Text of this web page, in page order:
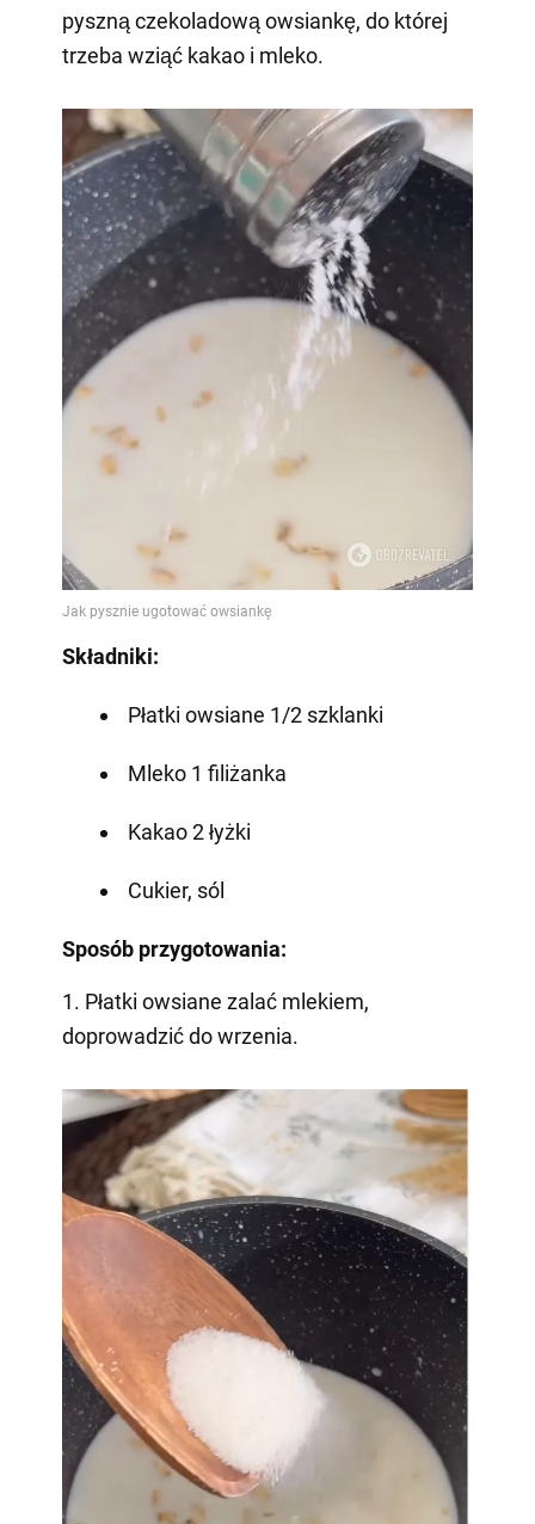
Video
pyszną czekoladową owsiankę, do której
trzeba wziąć kakao i mleko.
Składniki:
Płatki owsiane 1/2 szklanki
Mleko 1 filiżanka
Kakao 2 łyżki
Cukier, sól
Sposób przygotowania:
1. Płatki owsiane zalać mlekiem,
doprowadzić do wrzenia.